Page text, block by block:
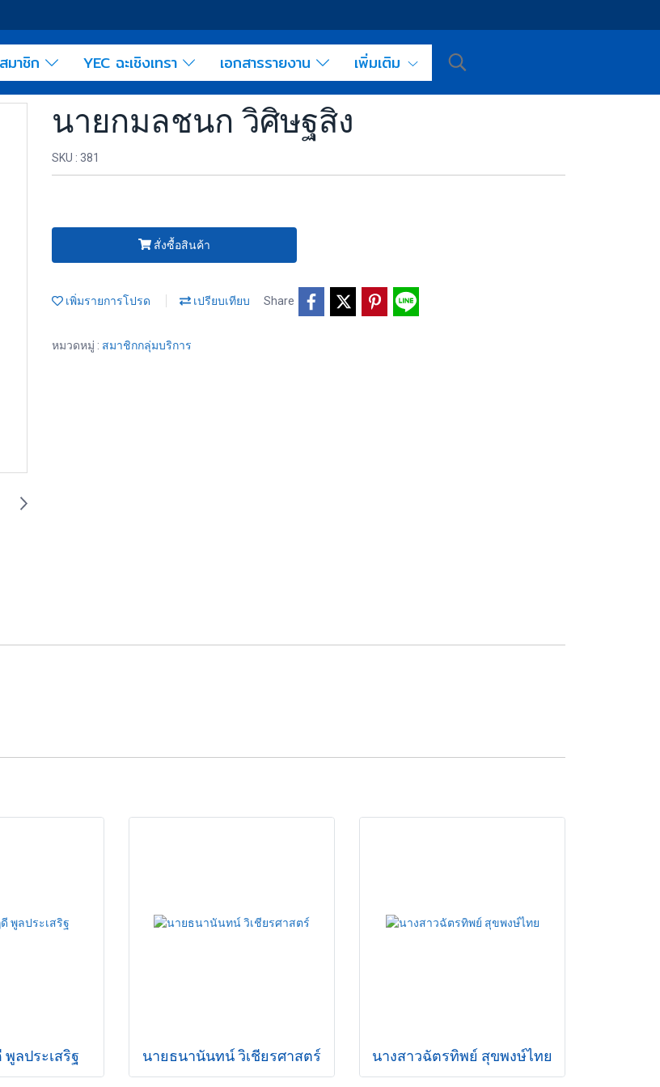
มาชิก YEC ฉะเชิงเทรา เอกสารรายงาน เพิ่มเติม
นายกมลชนก วิศิษฐสิง
SKU : 381
สั่งซื้อสินค้า
เพิ่มรายการโปรด เปรียบเทียบ Share
หมวดหมู่ : สมาชิกกลุ่มบริการ
ลประเสริฐ นายธนานันทน์ วิเชียรศาสตร์ นางสาวฉัตรทิพย์ สุขพงษ์ไทย